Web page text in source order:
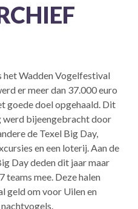
het Wadden Vogelfestival
er meer dan 37.000 euro
goede doel opgehaald. Dit
werd bijeengebracht door
de Texel Big Day,
en een loterij. Aan de
Day deden dit jaar maar
teams mee. Deze halen
geld om voor Uilen en